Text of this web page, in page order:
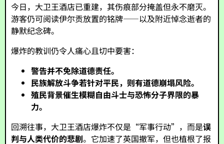
今日，大卫王酒店已重建，其伤痕部分掩盖但永不磨灭。
游客仍可阅读伊尔贡放置的铭牌——以及附近悼念逝者的
静默纪念碑。
爆炸的教训仍令人痛心且切中要害：
警告并不免除道德责任。
民族解放斗争若针对平民，则有道德崩塌风险。
殖民背景催生模糊自由斗士与恐怖分子界限的暴
力。
回溯往事，大卫王酒店爆炸不仅是“军事行动”，而是误
判与人类代价的悲剧。它加速了英国撤军，但也植根了报